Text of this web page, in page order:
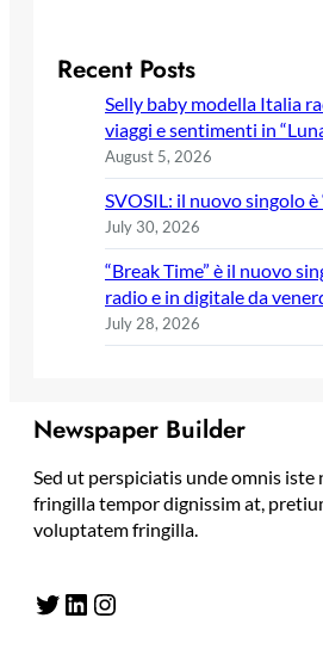
Recent Posts
Selly baby modella Italia
viaggi e sentimenti in
August 5, 2026
SVOSIL: il nuovo singolo è
July 30, 2026
“Break Time” è il nuovo
radio e in digitale da
July 28, 2026
Newspaper Builder
Sed ut perspiciatis unde omnis
fringilla tempor dignissim at,
voluptatem fringilla.
Twitter LinkedIn Instagram